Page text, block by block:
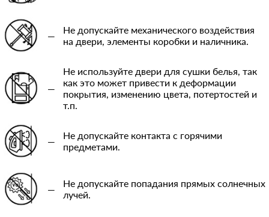
—
Не допускайте механического воздействия
на двери, элементы коробки и наличника.
—
Не используйте двери для сушки белья, так
как это может привести к деформации
покрытия, изменению цвета, потертостей и
т.п.
—
Не допускайте контакта с горячими
предметами.
—
Не допускайте попадания прямых солнечных
лучей.